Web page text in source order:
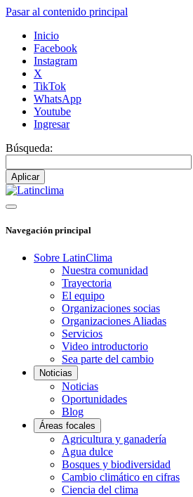
Pasar al contenido principal
Inicio
Facebook
Instagram
X
TikTok
WhatsApp
Youtube
Ingresar
Búsqueda:
Navegación principal
Sobre LatinClima
Nuestra comunidad
Trayectoria
El equipo
Organizaciones socias
Organizaciones Aliadas
Servicios
Video introductorio
Sea parte del cambio
Noticias
Noticias
Oportunidades
Blog
Áreas focales
Agricultura y ganadería
Agua dulce
Bosques y biodiversidad
Cambio climático en cifras
Ciencia del clima